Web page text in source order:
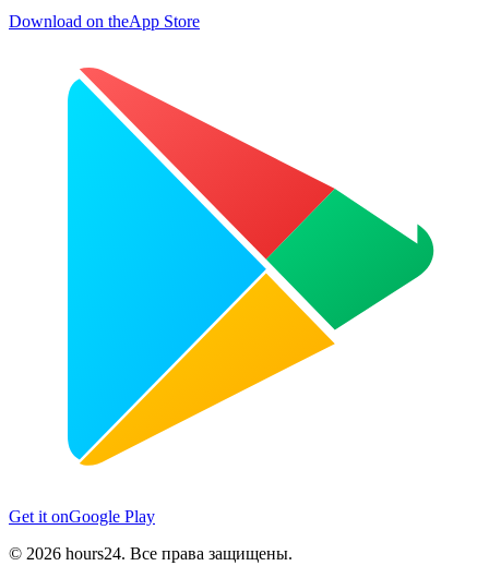
Download on theApp Store
Get it onGoogle Play
© 2026 hours24. Все права защищены.